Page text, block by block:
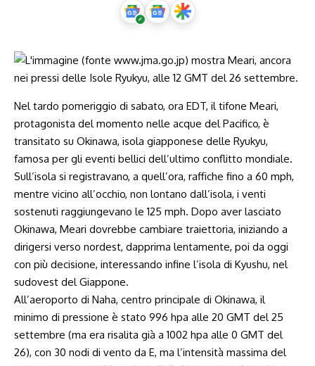
Nel tardo pomeriggio di sabato, ora EDT, il tifone Meari,
protagonista del momento nelle acque del Pacifico, è
transitato su Okinawa, isola giapponese delle Ryukyu,
famosa per gli eventi bellici dell’ultimo conflitto mondiale.
Sull’isola si registravano, a quell’ora, raffiche fino a 60 mph,
mentre vicino all’occhio, non lontano dall’isola, i venti
sostenuti raggiungevano le 125 mph. Dopo aver lasciato
Okinawa, Meari dovrebbe cambiare traiettoria, iniziando a
dirigersi verso nordest, dapprima lentamente, poi da oggi
con più decisione, interessando infine l’isola di Kyushu, nel
sudovest del Giappone.
All’aeroporto di Naha, centro principale di Okinawa, il
minimo di pressione è stato 996 hpa alle 20 GMT del 25
settembre (ma era risalita già a 1002 hpa alle 0 GMT del
26), con 30 nodi di vento da E, ma l’intensità massima del